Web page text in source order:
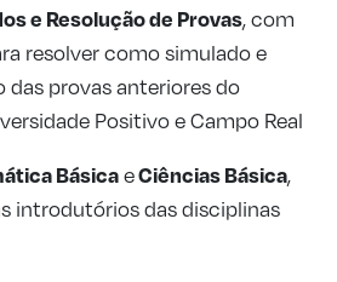
e Resolução de Provas, com
resolver como simulado e
das provas anteriores do
Positivo e Campo Real
BásicaeCiências Básica,
introdutórios das disciplinas